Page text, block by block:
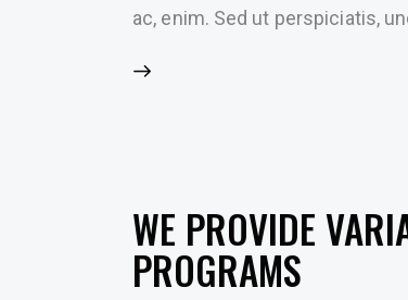
ac, enim. Sed ut perspiciatis,
WE PROVIDE
PROGRAMS